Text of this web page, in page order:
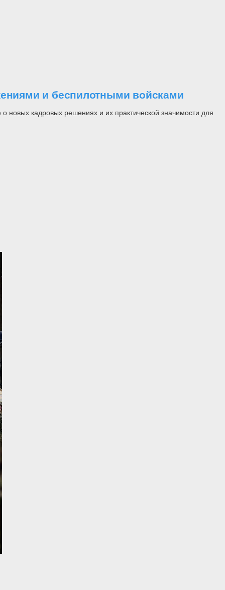
и беспилотными войсками
новых кадровых решениях и их практической значимости для